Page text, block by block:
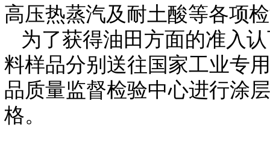
高压热蒸汽及耐土酸等各项
为了获得油田方面的准入
料样品分别送往国家工业专
品质量监督检验中心进行涂
格。